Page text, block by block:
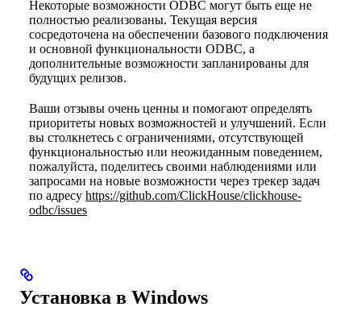
Некоторые возможности ODBC могут быть еще не
полностью реализованы. Текущая версия
сосредоточена на обеспечении базового подключения
и основной функциональности ODBC, а
дополнительные возможности запланированы для
будущих релизов.
Ваши отзывы очень ценны и помогают определять
приоритеты новых возможностей и улучшений. Если
вы столкнетесь с ограничениями, отсутствующей
функциональностью или неожиданным поведением,
пожалуйста, поделитесь своими наблюдениями или
запросами на новые возможности через трекер задач
по адресу https://github.com/ClickHouse/clickhouse-
odbc/issues
Установка в Windows